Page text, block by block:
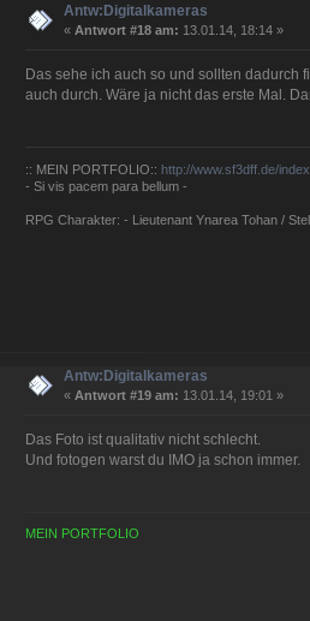
Antw:Digitalkameras
« Antwort #18 am: 13.01.14, 18:14 »
Das sehe ich auch so und sollten dadurch
auch durch. Wäre ja nicht das erste Mal.
:: MEIN PORTFOLIO:: http://www.sf3dff.de/
- Si vis pacem para bellum -
RPG Charakter: - Lieutenant Ynarea Tohan /
Antw:Digitalkameras
« Antwort #19 am: 13.01.14, 19:01 »
Das Foto ist qualitativ nicht schlecht.
Und fotogen warst du IMO ja schon immer.
MEIN PORTFOLIO